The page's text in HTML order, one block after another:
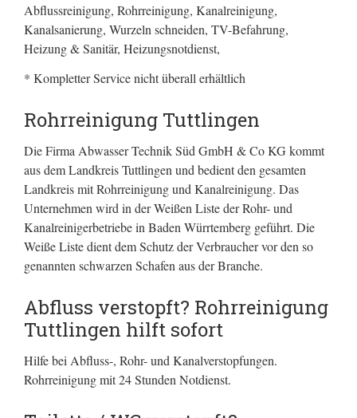
Abflussreinigung, Rohrreinigung, Kanalreinigung,
Kanalsanierung, Wurzeln schneiden, TV-Befahrung,
Heizung & Sanitär, Heizungsnotdienst,
* Kompletter Service nicht überall erhältlich
Rohrreinigung Tuttlingen
Die Firma Abwasser Technik Süd GmbH & Co KG kommt
aus dem Landkreis Tuttlingen und bedient den gesamten
Landkreis mit Rohrreinigung und Kanalreinigung. Das
Unternehmen wird in der Weißen Liste der Rohr- und
Kanalreinigerbetriebe in Baden Würrtemberg geführt. Die
Weiße Liste dient dem Schutz der Verbraucher vor den so
genannten schwarzen Schafen aus der Branche.
Abfluss verstopft? Rohrreinigung
Tuttlingen hilft sofort
Hilfe bei Abfluss-, Rohr- und Kanalverstopfungen.
Rohrreinigung mit 24 Stunden Notdienst.